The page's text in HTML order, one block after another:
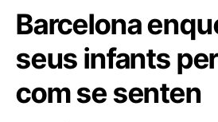
Barcelona
seus infants
com se senten